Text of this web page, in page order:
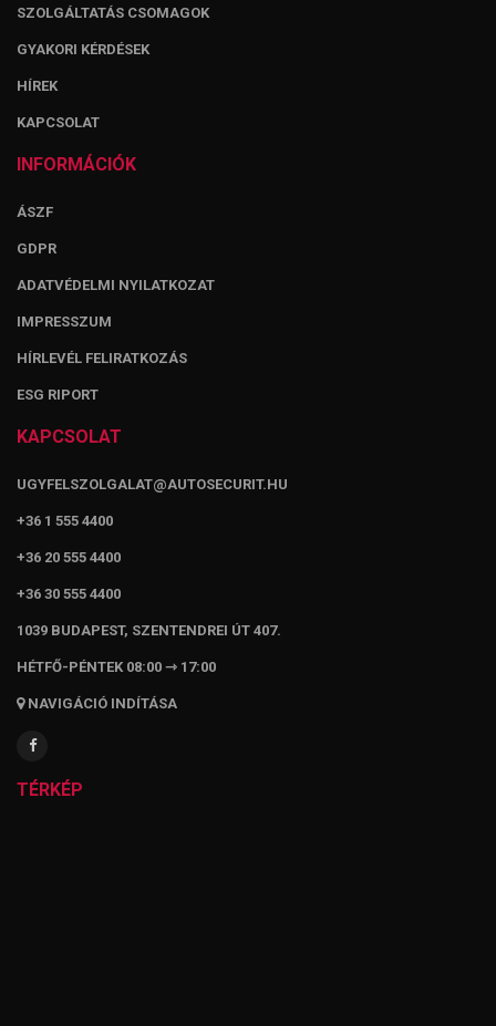
SZOLGÁLTATÁS CSOMAGOK
GYAKORI KÉRDÉSEK
HÍREK
KAPCSOLAT
INFORMÁCIÓK
ÁSZF
GDPR
ADATVÉDELMI NYILATKOZAT
IMPRESSZUM
HÍRLEVÉL FELIRATKOZÁS
ESG RIPORT
KAPCSOLAT
UGYFELSZOLGALAT@AUTOSECURIT.HU
+36 1 555 4400
+36 20 555 4400
+36 30 555 4400
1039 BUDAPEST, SZENTENDREI ÚT 407.
HÉTFŐ-PÉNTEK 08:00 ⇾ 17:00
NAVIGÁCIÓ INDÍTÁSA
TÉRKÉP